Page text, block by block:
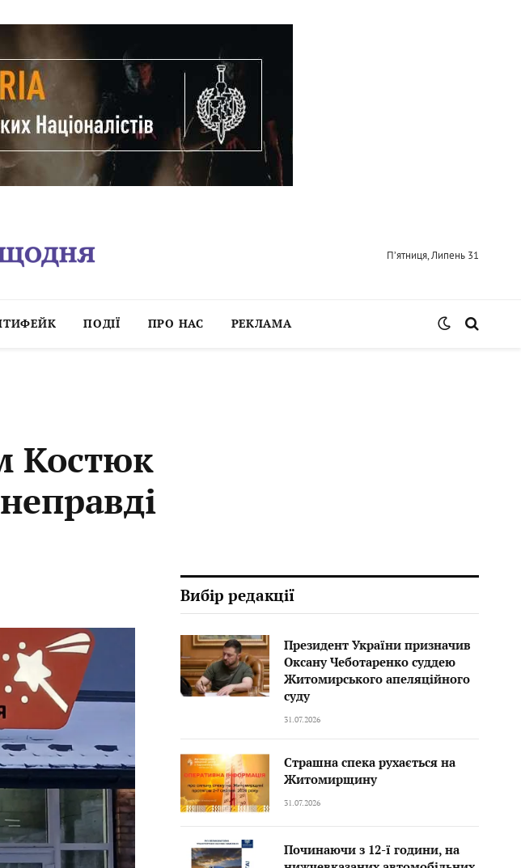
П’ятниця, Липень 31
ПОДІЇ ПРО НАС РЕКЛАМА
Костюк
Вибір редакції
Президент України призначив
Оксану Чеботаренко суддею
Житомирського апеляційного
суду
31.07.2026
Страшна спека рухається на
Житомирщину
31.07.2026
Починаючи з 12-ї години, на